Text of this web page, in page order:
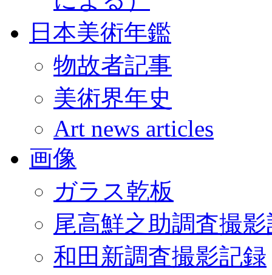
日本美術年鑑
物故者記事
美術界年史
Art news articles
画像
ガラス乾板
尾高鮮之助調査撮
和田新調査撮影記録